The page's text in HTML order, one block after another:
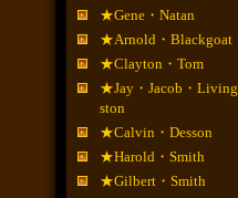
★Gene・Natan
★Arnold・Blackgoat
★Clayton・Tom
★Jay・Jacob・Living
ston
★Calvin・Desson
★Harold・Smith
★Gilbert・Smith